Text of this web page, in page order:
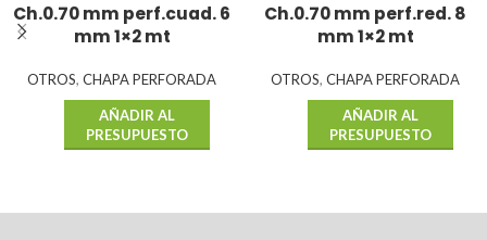
Ch.0.70 mm perf.cuad. 6
mm 1×2 mt
OTROS, CHAPA PERFORADA
AÑADIR AL
PRESUPUESTO
Ch.0.70 mm perf.red. 8
mm 1×2 mt
OTROS, CHAPA PERFORADA
AÑADIR AL
PRESUPUESTO